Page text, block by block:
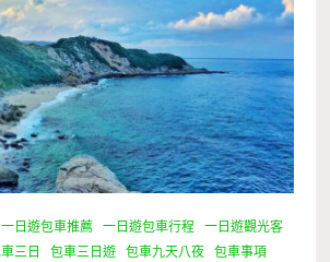
一日遊包車推薦 一日遊包車行程
一日遊觀光客
三日 包車三日遊 包車九天八夜
包車事項